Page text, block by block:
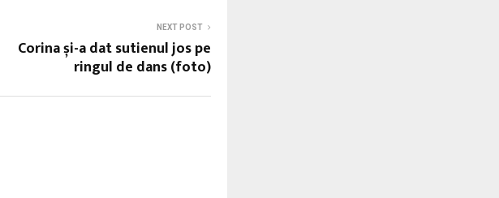
NEXT POST
Corina și-a dat sutienul jos pe
ringul de dans (foto)